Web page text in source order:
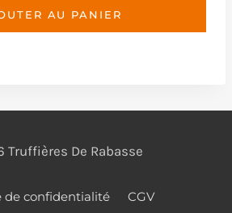
AU PANIER
Truffières De Rabasse
de confidentialité CGV